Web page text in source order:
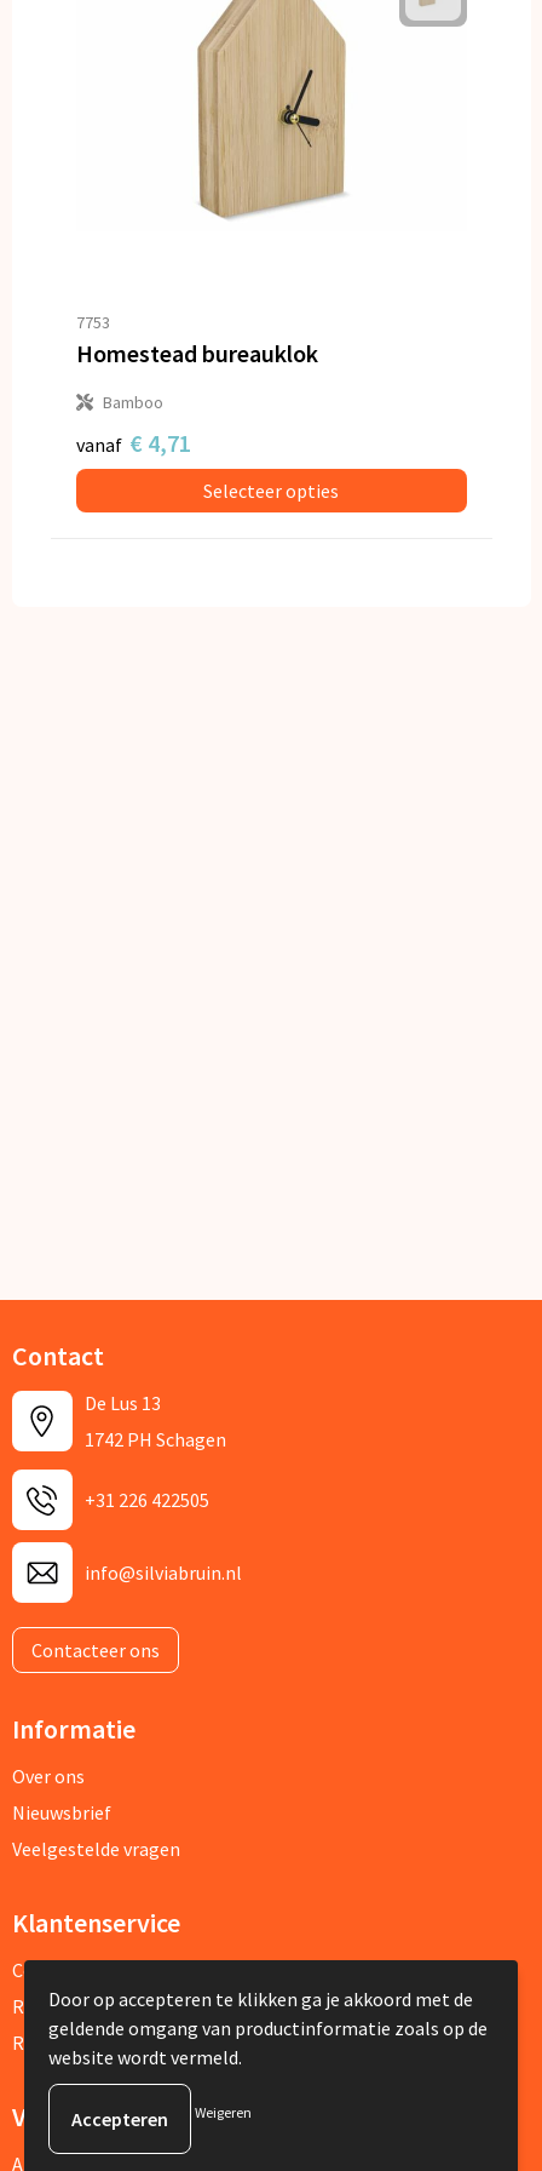
7753
Homestead bureauklok
Bamboo
vanaf € 4,71
Selecteer opties
Contact
De Lus 13
1742 PH Schagen
+31 226 422505
info@silviabruin.nl
Contacteer ons
Informatie
Over ons
Nieuwsbrief
Veelgestelde vragen
Klantenservice
Contact
Retourneren
Referenties
Veilig winkelen
Algemene voorwaarden
Door op accepteren te klikken ga je akkoord met de
geldende omgang van productinformatie zoals op de
website wordt vermeld.
Weigeren